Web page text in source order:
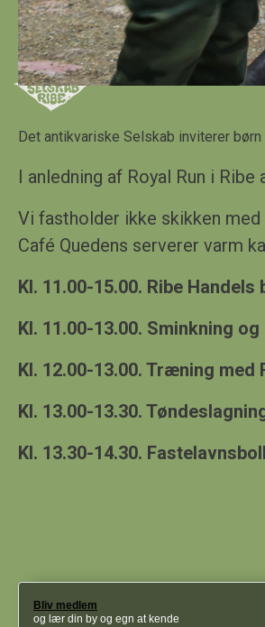
Det antikvariske Selskab inviterer
I anledning af Royal Run i
Vi fastholder ikke skikken
Café Quedens serverer varm
Kl. 11.00-15.00. Ribe
Kl. 11.00-13.00. Sminkning
Kl. 12.00-13.00. Træning med
Kl. 13.00-13.30.
Kl. 13.30-14.30.
Bliv medlem
og lær din by og egn at kende